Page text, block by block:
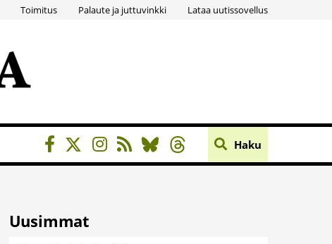
Toimitus Palaute ja juttuvinkki Lataa uutissovellus
Haku
Uusimmat